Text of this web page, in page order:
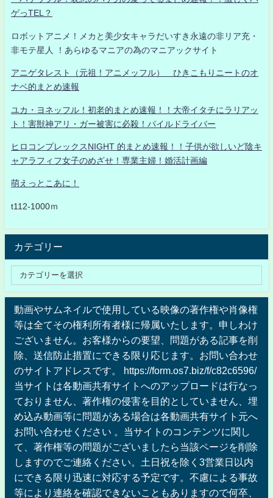
ゲっTEL？
ロボットアニメ！メカと美少女キャラだいすき永遠の非リア充・
非モテ星人 ！あらゆるマニアの為のマニアックサイト
アニゲタレスト（元祖！アニメッフル） ひきこもりニートのオ
ナベ的まとめ速報
ユカ・ヨネッフル！初老的まとめ速報！！大帝イタチにラリアッ
ト！害獣神アリ・ガー被害に必殺！パイルドライバー
ヒロコンプレックスNIGHT 的まとめ速報！！子供が欲しいど陰キ
ャアラフィフ女子のめざせ！専業主婦！婚活計画編
萌えっとこあに！
t112-1000ｍ
カテゴリー
動画やサムネイルで使用している映像の著作権や肖像権
等は全てその権利所有者様に帰属いたします。申しわけ
ございません。お客様からの要望、問題がある記事を削
除、送信防止措置にできる限り応じます。お問い合わせ
のサイトアドレスです。 https://form.os7.biz/f/c82c6596/
当サイトは各動画共有サイトへのアップロードは行なっ
ておりません、著作権の侵害を目的としていません、埋
め込み動画等に問題がある場合は各動画共有サイト元へ
お問い合わせください 。当サイトのコンテンツに関し
て、著作権等の問題がございましたら当該ページを削除
しますのでご連絡ください。土日祝を除く3営業日以内
にできる限り迅速に対応する予定です。不慮による事故
等により連絡を確認できないこともありますので何卒、